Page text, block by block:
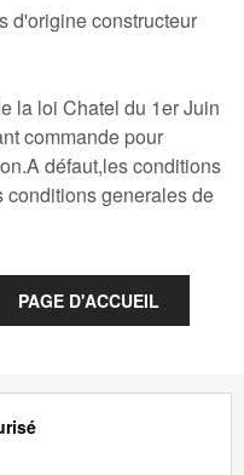
d'origine constructeur
la loi Chatel du 1er Juin
commande pour
défaut,les conditions
generales de